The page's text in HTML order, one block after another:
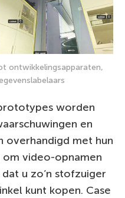
ontwikkelingsapparaten,
worden
en
overhandigd met hun
video-opnamen
u zo’n stofzuiger
kunt kopen. Case